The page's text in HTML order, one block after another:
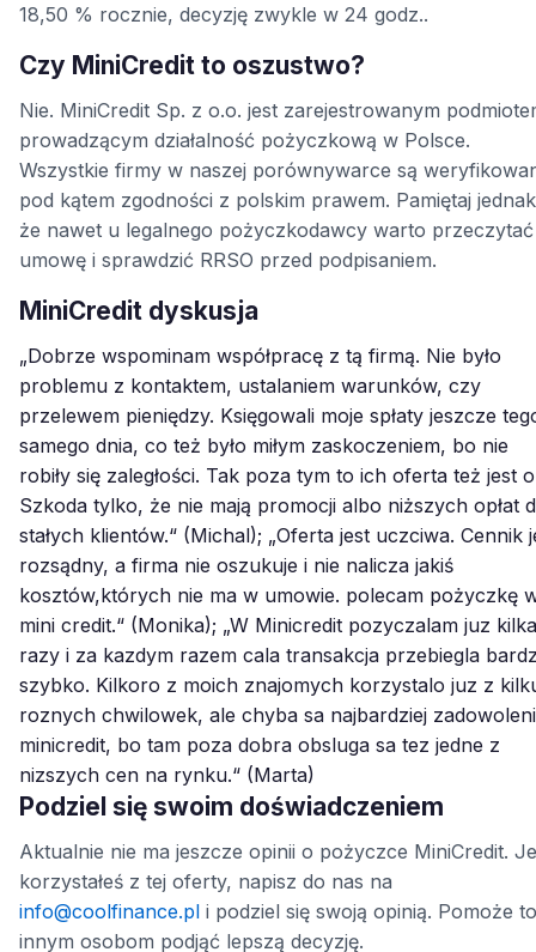
18,50 % rocznie, decyzję zwykle w 24 godz..
Czy MiniCredit to oszustwo?
Nie. MiniCredit Sp. z o.o. jest zarejestrowanym
prowadzącym działalność pożyczkową w Polsce.
Wszystkie firmy w naszej porównywarce są
pod kątem zgodności z polskim prawem. Pamiętaj
że nawet u legalnego pożyczkodawcy warto przeczytać
umowę i sprawdzić RRSO przed podpisaniem.
MiniCredit dyskusja
„Dobrze wspominam współpracę z tą firmą. Nie było
problemu z kontaktem, ustalaniem warunków, czy
przelewem pieniędzy. Księgowali moje spłaty jeszcze
samego dnia, co też było miłym zaskoczeniem, bo nie
robiły się zaległości. Tak poza tym to ich oferta też jest
Szkoda tylko, że nie mają promocji albo niższych opłat
stałych klientów.“ (Michal); „Oferta jest uczciwa. Cennik
rozsądny, a firma nie oszukuje i nie nalicza jakiś
kosztów,których nie ma w umowie. polecam pożyczkę
mini credit.“ (Monika); „W Minicredit pozyczalam juz kilka
razy i za kazdym razem cala transakcja przebiegla
szybko. Kilkoro z moich znajomych korzystalo juz z
roznych chwilowek, ale chyba sa najbardziej
minicredit, bo tam poza dobra obsluga sa tez jedne z
nizszych cen na rynku.“ (Marta)
Podziel się swoim doświadczeniem
Aktualnie nie ma jeszcze opinii o pożyczce MiniCredit.
korzystałeś z tej oferty, napisz do nas na
info@coolfinance.pl i podziel się swoją opinią. Pomoże to
innym osobom podjąć lepszą decyzję.